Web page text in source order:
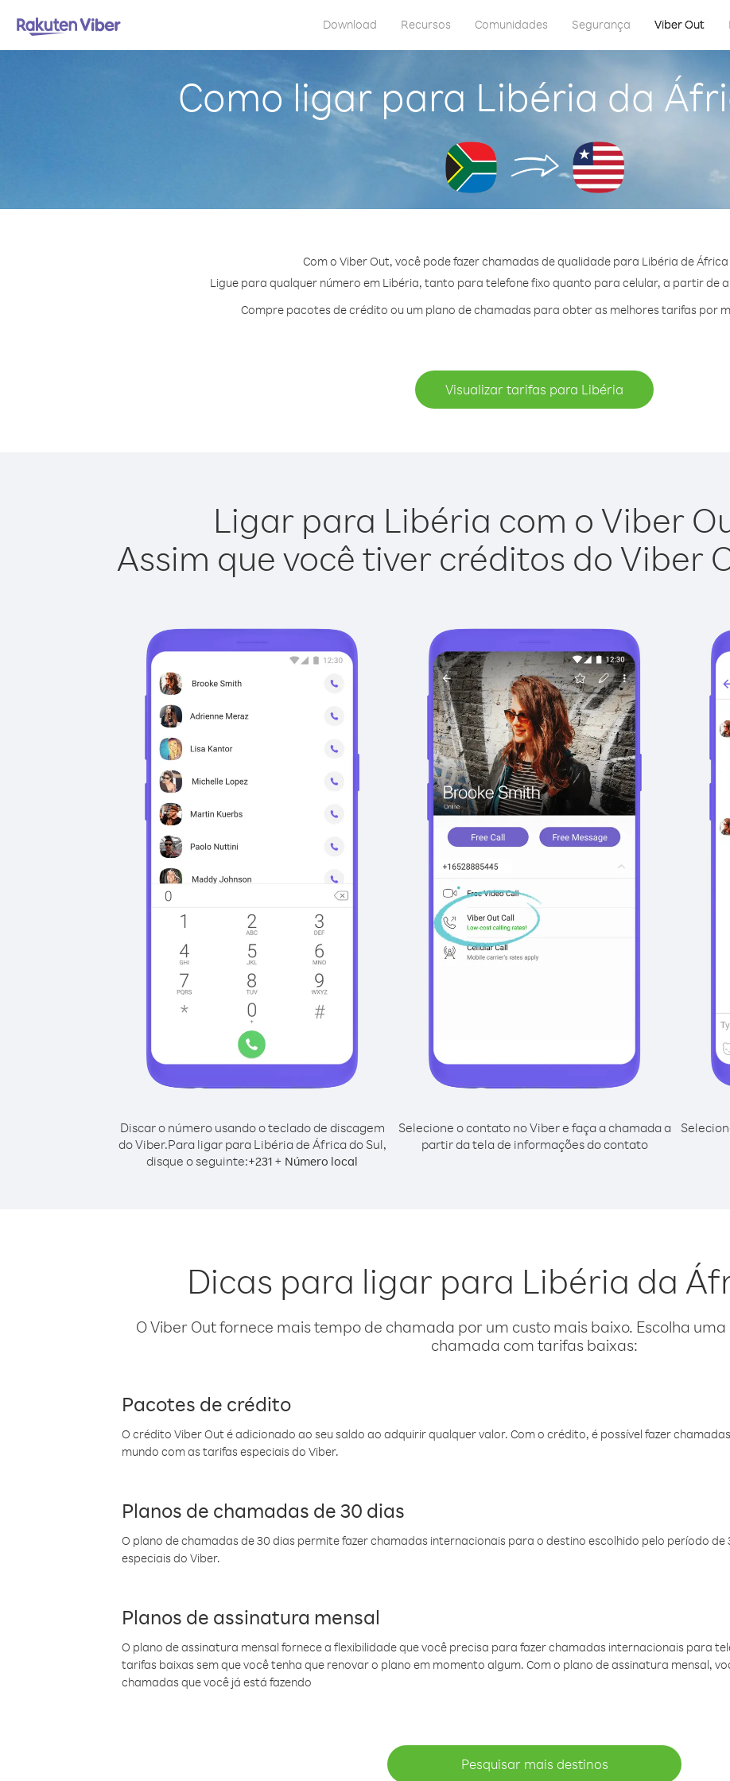
Download Recursos Comunidades Segurança Viber Out
Como ligar para Libéria da
Com o Viber Out, você pode fazer chamadas de qualidade para Libéria de África
Ligue para qualquer número em Libéria, tanto para telefone fixo quanto para celular, a partir de
Compre pacotes de crédito ou um plano de chamadas para obter as melhores tarifas por
Visualizar tarifas para Libéria
Ligar para Libéria com o Viber
Assim que você tiver créditos do Viber
Discar o número usando o teclado de discagem
do Viber.Para ligar para Libéria de África do Sul,
disque o seguinte:+231 + Número local
Selecione o contato no Viber e faça a chamada a
partir da tela de informações do contato
Dicas para ligar para Libéria da
O Viber Out fornece mais tempo de chamada por um custo mais baixo. Escolha
chamada com tarifas baixas:
Pacotes de crédito
O crédito Viber Out é adicionado ao seu saldo ao adquirir qualquer valor. Com o crédito, é possível fazer
mundo com as tarifas especiais do Viber.
Planos de chamadas de 30 dias
O plano de chamadas de 30 dias permite fazer chamadas internacionais para o destino escolhido pelo período
especiais do Viber.
Planos de assinatura mensal
O plano de assinatura mensal fornece a flexibilidade que você precisa para fazer chamadas internacionais para
tarifas baixas sem que você tenha que renovar o plano em momento algum. Com o plano de assinatura mensal,
chamadas que você já está fazendo
Pesquisar mais destinos